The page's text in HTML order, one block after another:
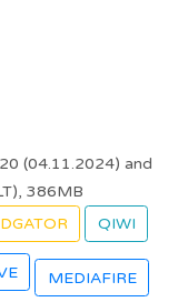
(04.11.2024) and
386MB
QIWI
MEDIAFIRE